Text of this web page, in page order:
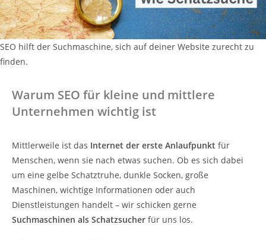
SEO hilft der Suchmaschine, sich auf deiner Website zurecht zu
finden.
Warum SEO für kleine und mittlere
Unternehmen wichtig ist
Mittlerweile ist das Internet der erste Anlaufpunkt für
Menschen, wenn sie nach etwas suchen. Ob es sich dabei
um eine gelbe Schatztruhe, dunkle Socken, große
Maschinen, wichtige Informationen oder auch
Dienstleistungen handelt – wir schicken gerne
Suchmaschinen als Schatzsucher für uns los.